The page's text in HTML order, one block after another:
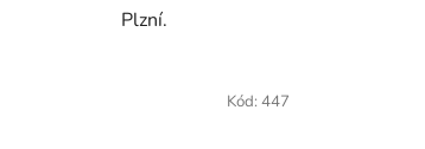
Plzní.
Kód: 447